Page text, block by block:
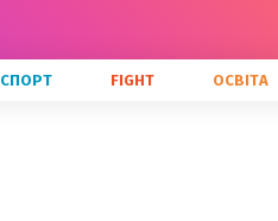
СПОРТ FIGHT ОСВІТА